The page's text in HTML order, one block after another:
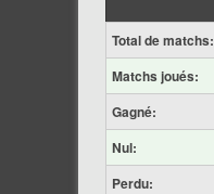
Total de matchs:
Matchs joués:
Gagné:
Nul:
Perdu: